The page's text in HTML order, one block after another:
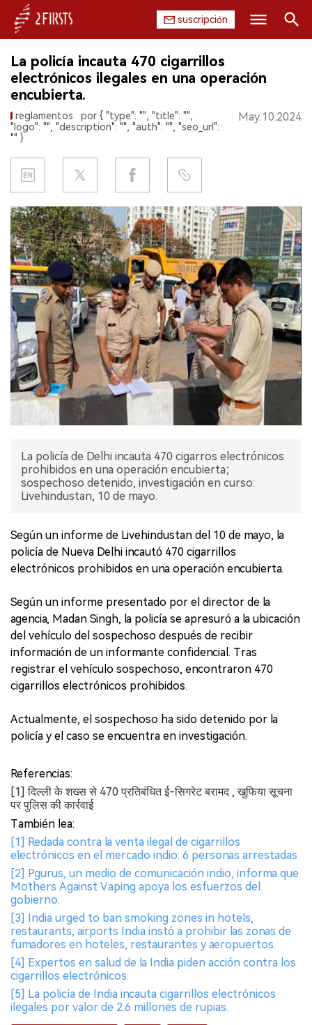
suscripción
INICIO
EMPRESA
PRODUCTO
REGULACIÓN
CHINA
DATOS
EXPOSICIÓN
ENTREVISTA
La policía incauta 470 cigarrillos
electrónicos ilegales en una operación
encubierta.
reglamentos
por { "type": "", "title": "",
"logo": "", "description": "", "auth": "", "seo_url":
"" }
May.10.2024
La policía de Delhi incauta 470 cigarros electrónicos
prohibidos en una operación encubierta;
sospechoso detenido, investigación en curso:
Livehindustan, 10 de mayo.
Según un informe de Livehindustan del 10 de mayo, la
policía de Nueva Delhi incautó 470 cigarrillos
electrónicos prohibidos en una operación encubierta.
Según un informe presentado por el director de la
agencia, Madan Singh, la policía se apresuró a la ubicación
del vehículo del sospechoso después de recibir
información de un informante confidencial. Tras
registrar el vehículo sospechoso, encontraron 470
cigarrillos electrónicos prohibidos.
Actualmente, el sospechoso ha sido detenido por la
policía y el caso se encuentra en investigación.
Referencias:
[1] दिल्ली के शख्स से 470 प्रतिबंधित ई-सिगरेट बरामद , खुफिया सूचना
पर पुलिस की कार्रवाई
También lea:
[1] Redada contra la venta ilegal de cigarrillos
electrónicos en el mercado indio: 6 personas arrestadas
[2] Pgurus, un medio de comunicación indio, informa que
Mothers Against Vaping apoya los esfuerzos del
gobierno.
[3] India urged to ban smoking zones in hotels,
restaurants, airports India instó a prohibir las zonas de
fumadores en hoteles, restaurantes y aeropuertos.
[4] Expertos en salud de la India piden acción contra los
cigarrillos electrónicos.
[5] La policía de India incauta cigarrillos electrónicos
ilegales por valor de 2.6 millones de rupias.